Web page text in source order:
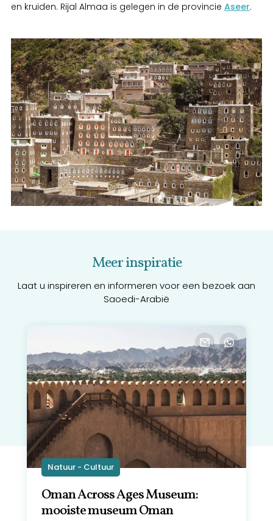
en kruiden. Rijal Almaa is gelegen in de provincie Aseer.
Meer inspiratie
Laat u inspireren en informeren voor een bezoek aan
Saoedi-Arabië
Natuur - Cultuur
Oman Across Ages Museum:
mooiste museum Oman